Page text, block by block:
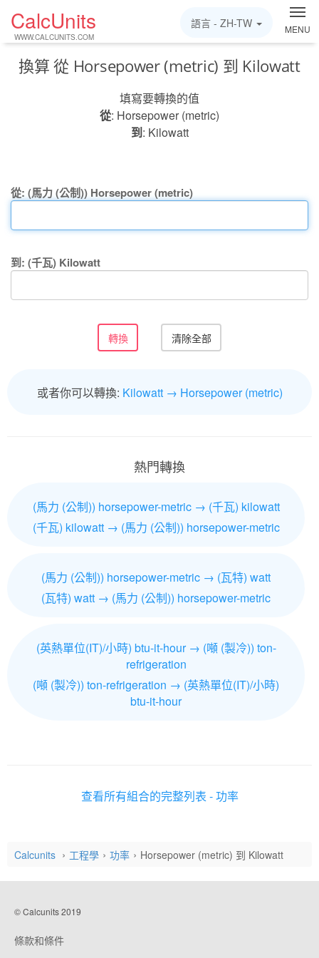
CalcUnits
WWW.CALCUNITS.COM
MENU
語言 - ZH-TW
換算 從 Horsepower (metric) 到 Kilowatt
填寫要轉換的值
從: Horsepower (metric)
到: Kilowatt
從: (馬力 (公制)) Horsepower (metric)
到: (千瓦) Kilowatt
或者你可以轉換: Kilowatt → Horsepower (metric)
熱門轉換
(馬力 (公制)) horsepower-metric → (千瓦) kilowatt
(千瓦) kilowatt → (馬力 (公制)) horsepower-metric
(馬力 (公制)) horsepower-metric → (瓦特) watt
(瓦特) watt → (馬力 (公制)) horsepower-metric
(英熱單位(IT)/小時) btu-it-hour → (噸 (製冷)) ton-
refrigeration
(噸 (製冷)) ton-refrigeration → (英熱單位(IT)/小時)
btu-it-hour
查看所有組合的完整列表 - 功率
Calcunits 工程學 功率 Horsepower (metric) 到 Kilowatt
© Calcunits 2019
條款和條件